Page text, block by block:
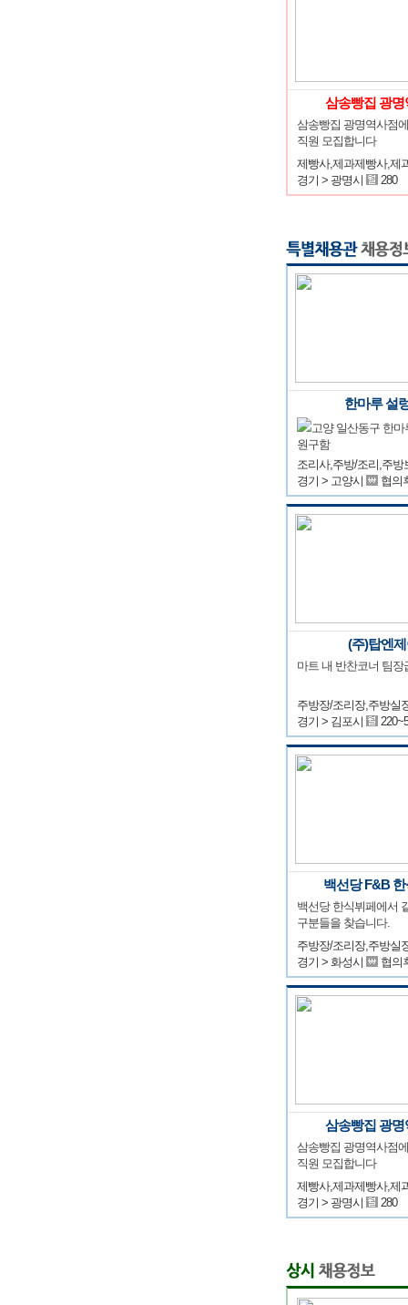
삼송빵집 광명
삼송빵집 광명역사점
직원 모집합니다
제빵사,제과제빵사,제
경기 > 광명시
280
한마루 설
고양 일산동구 한마
원구함
경기 > 고양시 협의
(주)탑엔
마트 내 반찬코너 팀장
경기 > 김포시
백선당 F&B
백선당 한식뷔페에서
구분들을 찾습니다.
경기 > 화성시 협의
삼송빵집 광명
삼송빵집 광명역사점
직원 모집합니다
제빵사,제과제빵사,제
경기 > 광명시
280